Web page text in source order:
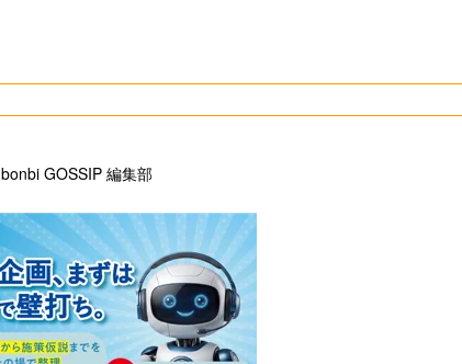
bonbi GOSSIP 編集部